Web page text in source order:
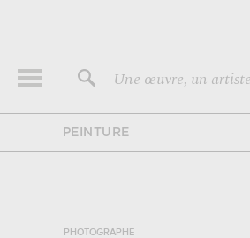
Une œuvre, un
PEINTURE
PHOTOGRAPHE